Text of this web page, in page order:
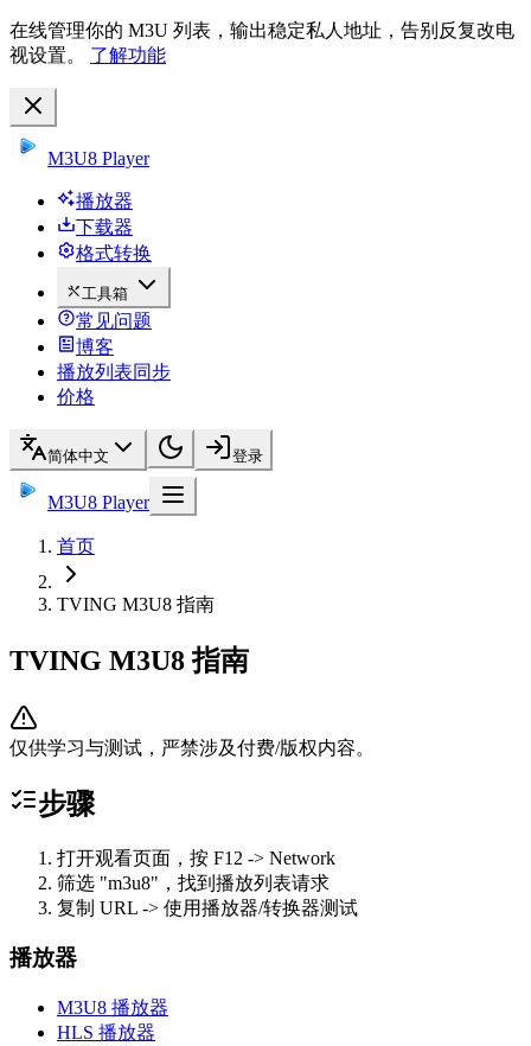
在线管理你的 M3U 列表，输出稳定私人地址，告别反复改电
视设置。
了解功能
M3U8 Player
播放器
下载器
格式转换
工具箱
常见问题
博客
播放列表同步
价格
简体中文 登录
M3U8 Player
首页
TVING M3U8 指南
TVING M3U8 指南
仅供学习与测试，严禁涉及付费/版权内容。
步骤
打开观看页面，按 F12 -> Network
筛选 "m3u8"，找到播放列表请求
复制 URL -> 使用播放器/转换器测试
播放器
M3U8 播放器
HLS 播放器